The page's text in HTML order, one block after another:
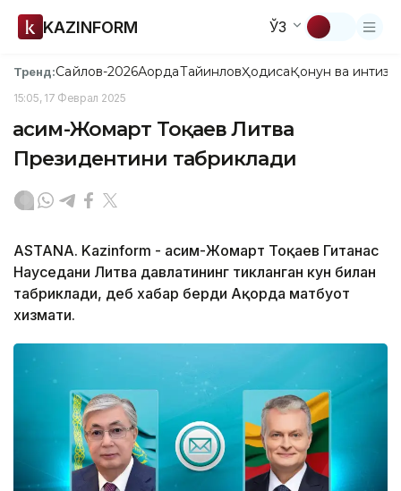
KAZINFORM ЎЗ
Тренд:Сайлов-2026АқордаТайинловҲодисаҚонун ва
15:05, 17 Феврал 2025
Қасим-Жомарт Тоқаев Литва
Президентини табриклади
ASTANA. Kazinform - Қасим-Жомарт Тоқаев Гитанас
Науседани Литва давлатининг тикланган кун билан
табриклади, деб хабар берди Ақорда матбуот
хизмати.